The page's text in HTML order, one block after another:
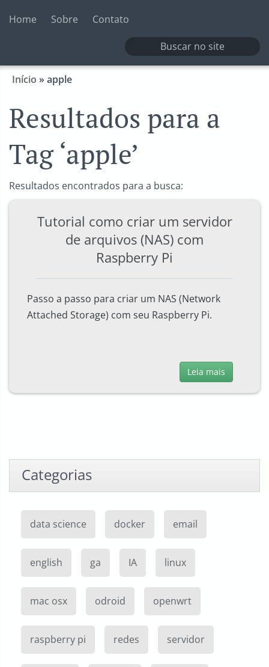
Home Sobre Contato
Início »apple
Resultados para a
Tag ‘apple’
Resultados encontrados para a busca:
Tutorial como criar um servidor
de arquivos (NAS) com
Raspberry Pi
Passo a passo para criar um NAS (Network
Attached Storage) com seu Raspberry Pi.
Leia mais
Categorias
data science docker email
english ga IA linux
mac osx odroid openwrt
raspberry pi redes servidor